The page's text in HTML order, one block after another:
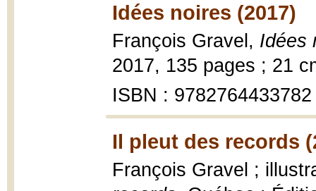
Idées noires (2017)
François Gravel, Idées
2017, 135 pages ; 21
ISBN : 9782764433782
Il pleut des records
François Gravel ;